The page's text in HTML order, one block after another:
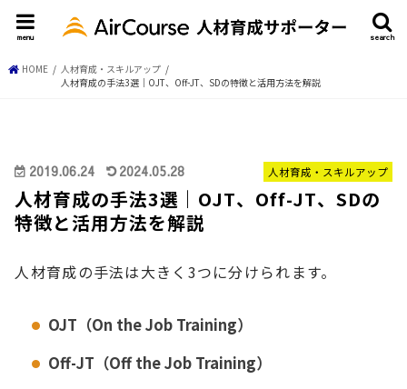
search
menu
HOME
人材育成・スキルアップ
人材育成の手法3選｜OJT、Off-JT、SDの特徴と活用方法を解説
人材育成・スキルアップ
2019.06.24 2024.05.28
人材育成の手法3選｜OJT、Off-JT、SDの
特徴と活用方法を解説
人材育成の手法は大きく3つに分けられます。
OJT（On the Job Training）
Off-JT（Off the Job Training）